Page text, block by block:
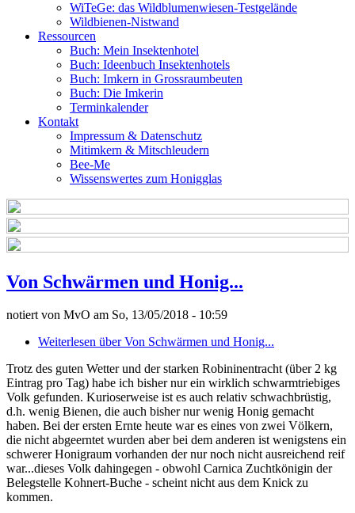
WiTeGe: das Wildblumenwiesen-Testgelände
Wildbienen-Nistwand
Ressourcen
Buch: Mein Insektenhotel
Buch: Ideenbuch Insektenhotels
Buch: Imkern in Grossraumbeuten
Buch: Die Imkerin
Terminkalender
Kontakt
Impressum & Datenschutz
Mitimkern & Mitschleudern
Bee-Me
Wissenswertes zum Honigglas
Von Schwärmen und Honig...
notiert von MvO am So, 13/05/2018 - 10:59
Weiterlesen über Von Schwärmen und Honig...
Trotz des guten Wetter und der starken Robininentracht (über 2 kg
Eintrag pro Tag) habe ich bisher nur ein wirklich schwarmtriebiges
Volk gefunden. Kurioserweise ist es auch relativ schwachbrüstig,
d.h. wenig Bienen, die auch bisher nur wenig Honig gemacht
haben. Bei der ersten Ernte heute war es eines von zwei Völkern,
die nicht abgeerntet wurden aber bei dem anderen ist wenigstens ein
schwerer Honigraum vorhanden der nur noch nicht ausreichend reif
war...dieses Volk dahingegen - obwohl Carnica Zuchtkönigin der
Belegstelle Kohnert-Buche - scheint nicht aus dem Knick zu
kommen.